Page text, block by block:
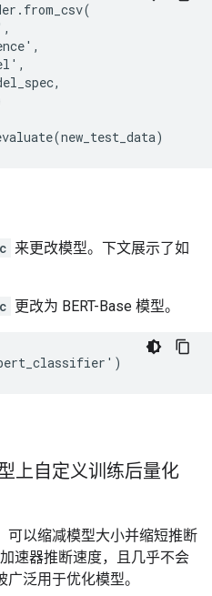
来更改模型。下文展示了如
更改为 BERT-Base 模型。
上自定义训练后量化
可以缩减模型大小并缩短推断
速器推断速度，且几乎不会
泛用于优化模型。